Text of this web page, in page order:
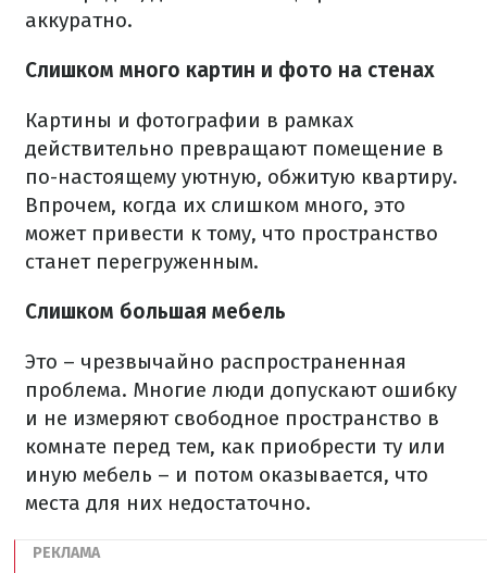
аккуратно.
Слишком много картин и фото на стенах
Картины и фотографии в рамках
действительно превращают помещение в
по-настоящему уютную, обжитую квартиру.
Впрочем, когда их слишком много, это
может привести к тому, что пространство
станет перегруженным.
Слишком большая мебель
Это – чрезвычайно распространенная
проблема. Многие люди допускают ошибку
и не измеряют свободное пространство в
комнате перед тем, как приобрести ту или
иную мебель – и потом оказывается, что
места для них недостаточно.